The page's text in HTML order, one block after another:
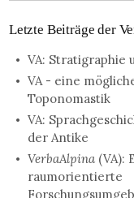
Letzte Beiträge der
VA: Stratigraphie
VA - eine
Toponomastik
VA:
der Antike
VerbaAlpina(VA):
raumorientierte